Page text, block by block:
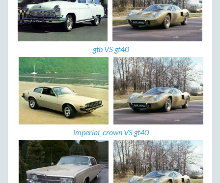
gtb VS gt40
imperial_crown VS gt40